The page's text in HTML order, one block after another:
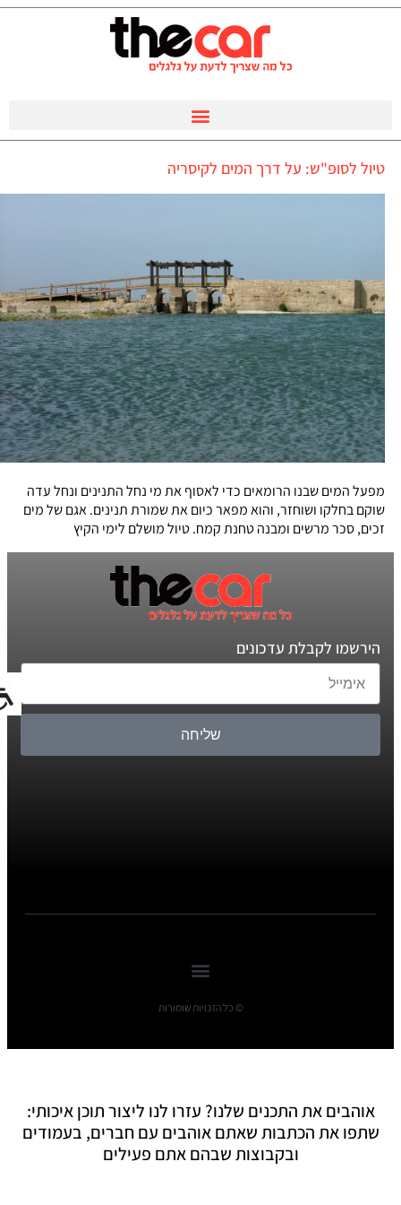
טיול לסופ"ש: על דרך המים לקיסריה
מפעל המים שבנו הרומאים כדי לאסוף את מי נחל התנינים ונחל עדה
שוקם בחלקו ושוחזר, והוא מפאר כיום את שמורת תנינים. אגם של מים
זכים, סכר מרשים ומבנה טחנת קמח. טיול מושלם לימי הקיץ
הירשמו לקבלת עדכונים
שליחה
© כל הזכויות שומורות
אוהבים את התכנים שלנו? עזרו לנו ליצור תוכן איכותי:
שתפו את הכתבות שאתם אוהבים עם חברים, בעמודים
ובקבוצות שבהם אתם פעילים